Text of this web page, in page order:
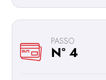
PASSO
Nº 4